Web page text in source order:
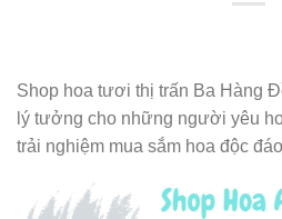
Shop hoa tươi thị trấn Ba Hàng
lý tưởng cho những người yêu
trải nghiệm mua sắm hoa độc